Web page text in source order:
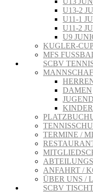
U13-2
U11-1
U11-2
U9
KUGLER-
MFS
SCBV
DAMEN
TERMINE /
ANFAHRT /
ÜBER UNS /
SCBV